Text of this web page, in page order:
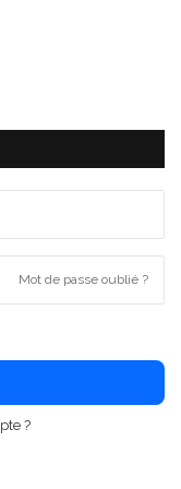
Mot de passe oublié ?
?